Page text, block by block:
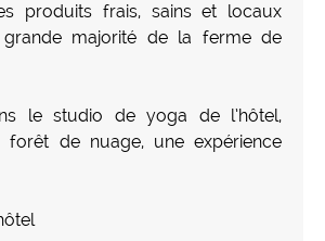
produits frais, sains et locaux
grande majorité de la ferme de
le studio de yoga de l’hôtel,
de nuage, une expérience